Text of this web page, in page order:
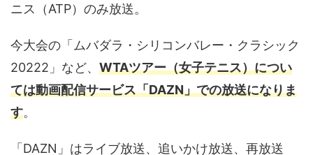
ニス（ATP）のみ放送。
今大会の「ムバダラ・シリコンバレー・クラシック
20222」など、 WTAツアー（女子テニス）につい
ては動画配信サービス「DAZN」での放送になりま
す。
「DAZN」はライブ放送、追いかけ放送、再放送